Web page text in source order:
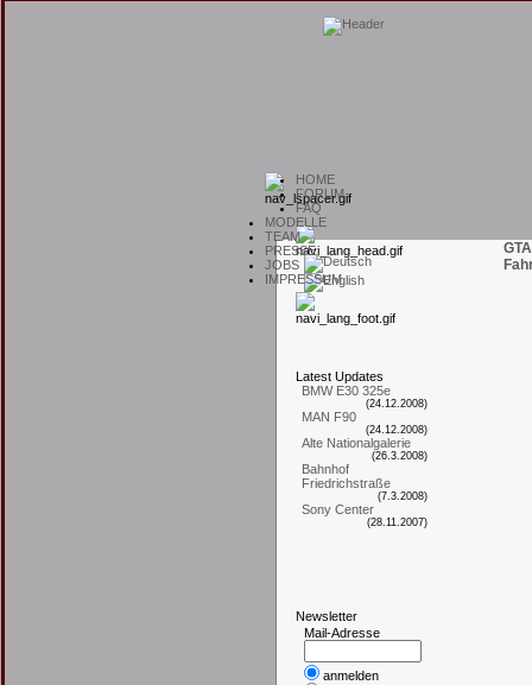
HOME
FORUM
FAQ
MODELLE
TEAM
PRESSE
JOBS
IMPRESSUM
L atest Updates
BMW E30 325e
(24.12.2008)
MAN F90
(24.12.2008)
Alte Nationalgalerie
(26.3.2008)
Bahnhof
Friedrichstraße
(7.3.2008)
Sony Center
(28.11.2007)
Newsletter
Mail-Adresse
anmelden